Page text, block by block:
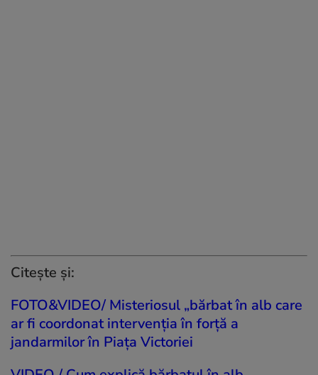
Citește și:
FOTO&VIDEO/ Misteriosul „bărbat în alb care
ar fi coordonat intervenția în forță a
jandarmilor în Piața Victoriei